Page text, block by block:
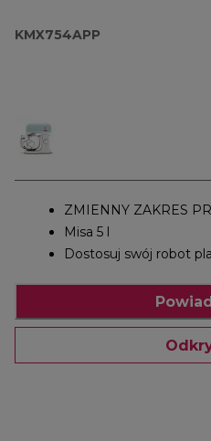
KMX754APP
ZMIENNY ZAKRES
Misa 5 l
Dostosuj swój robot